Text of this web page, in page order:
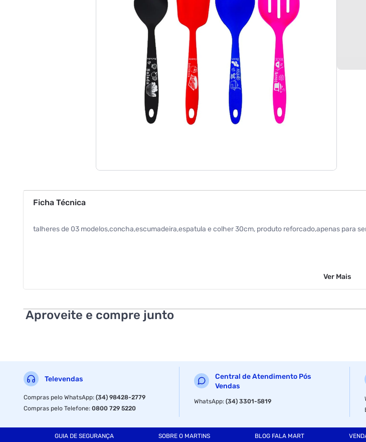
Ficha Técnica
talheres de 03 modelos,concha,escumadeira,espatula e colher 30cm, produto reforcado,apenas para
Ver Mais
Aproveite e compre junto
Televendas
Compras pelo WhatsApp:(34) 98428-2779
Compras pelo Telefone:0800 729 5220
Central de Atendimento Pós
Vendas
WhatsApp:(34) 3301-5819
GUIA DE SEGURANÇA SOBRE O MARTINS BLOG FALA MART